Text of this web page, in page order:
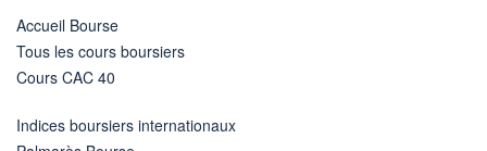
Accueil Bourse
Tous les cours boursiers
Cours CAC 40
Indices boursiers internationaux